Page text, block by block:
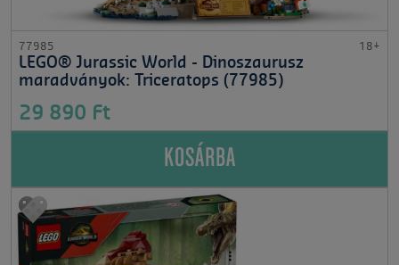
77985 18+
LEGO® Jurassic World - Dinoszaurusz
maradványok: Triceratops (77985)
29 890 Ft
KOSÁRBA